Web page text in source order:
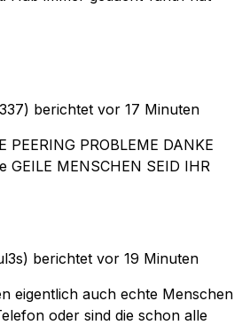
berichtet vor 17 Minuten
PEERING PROBLEME DANKE
GEILE MENSCHEN SEID IHR
berichtet vor 19 Minuten
eigentlich auch echte Menschen
oder sind die schon alle